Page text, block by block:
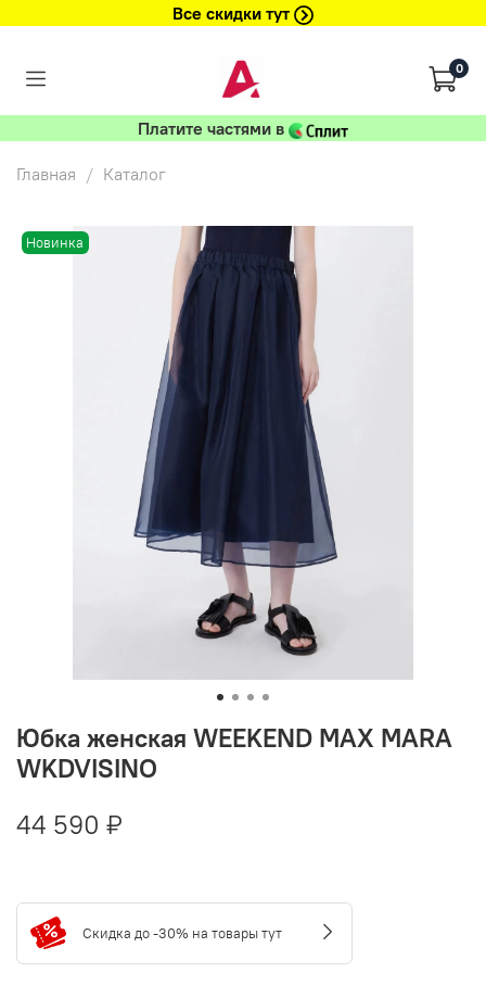
Все скидки тут
0
Платите частями в
Главная Каталог
Новинка
Юбка женская WEEKEND MAX MARA
WKDVISINO
44 590 ₽
Скидка до -30% на товары тут